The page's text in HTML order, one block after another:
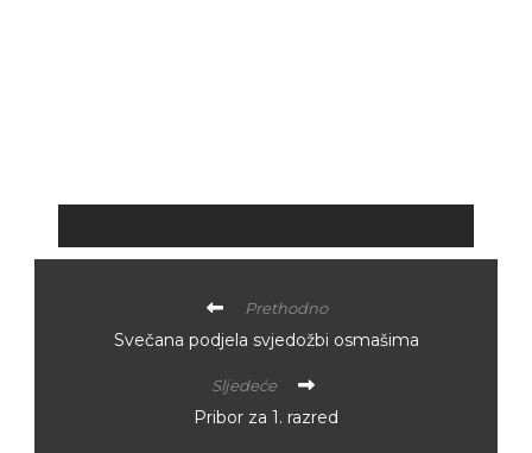
Prethodno
Svečana podjela svjedožbi osmašima
Sljedeće
Pribor za 1. razred